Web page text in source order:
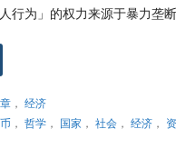
行为」的权力来源于暴力垄断
， 经济
， 哲学， 国家 ， 社会， 经济，